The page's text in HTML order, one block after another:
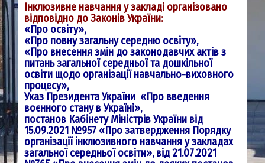
Інклюзивне навчання у закладі організовано
відповідно до Законів України:
«Про освіту»,
«Про повну загальну середню освіту»,
«Про внесення змін до законодавчих актів з
питань загальної середньої та дошкільної
освіти щодо організації навчально-виховного
процесу»,
Указ Президента України «Про введення
воєнного стану в Україні»,
постанов Кабінету Міністрів України від
15.09.2021 №957 «Про затвердження Порядку
організації інклюзивного навчання узакладах
загальної середньої освіти»,від 21.07.2021